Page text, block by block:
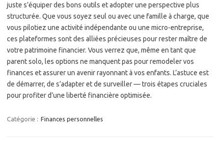
juste s’équiper des bons outils et adopter une perspective plus
structurée. Que vous soyez seul ou avec une famille à charge, que
vous pilotiez une activité indépendante ou une micro-entreprise,
ces plateformes sont des alliées précieuses pour rester maître de
votre patrimoine financier. Vous verrez que, même en tant que
parent solo, les options ne manquent pas pour remodeler vos
finances et assurer un avenir rayonnant à vos enfants. L’astuce est
de démarrer, de s’adapter et de surveiller — trois étapes cruciales
pour profiter d’une liberté financière optimisée.
Catégorie : Finances personnelles